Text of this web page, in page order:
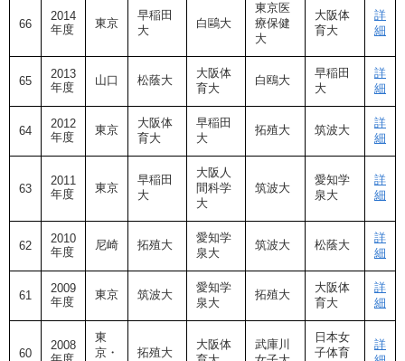
66
2014
年度
東京
早稲田
大
白鷗大
東京医
療保健
大
大阪体
育大
詳
細
65
2013
年度
山口 松蔭大
大阪体
育大
白鴎大
早稲田
大
詳
細
64
2012
年度
東京
大阪体
育大
早稲田
大
拓殖大 筑波大
詳
細
63
2011
年度
東京
早稲田
大
大阪人
間科学
大
筑波大
愛知学
泉大
詳
細
62
2010
年度
尼崎 拓殖大
愛知学
泉大
筑波大 松蔭大
詳
細
61
2009
年度
東京 筑波大
愛知学
泉大
拓殖大
大阪体
育大
詳
細
60
2008
東
京・
拓殖大
大阪体
武庫川
日本女
子体育
詳